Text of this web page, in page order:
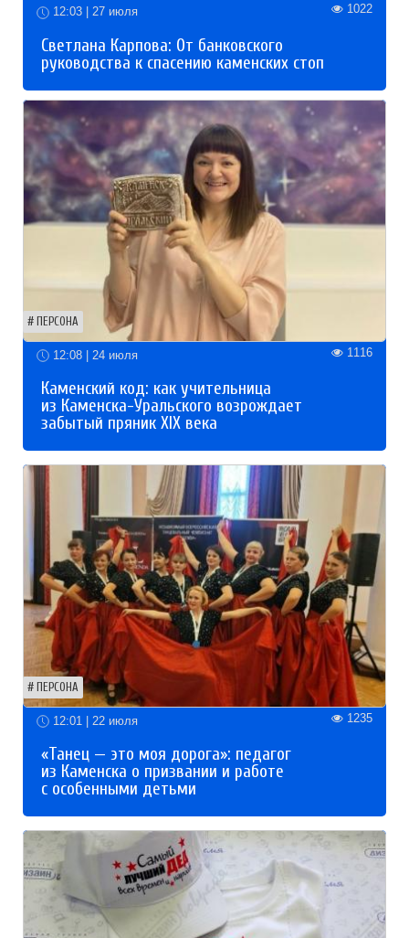
12:03 | 27 июля 1022
Светлана Карпова: От банковского
руководства к спасению каменских стоп
ПЕРСОНА
12:08 | 24 июля 1116
Каменский код: как учительница
из Каменска-Уральского возрождает
забытый пряник XIX века
ПЕРСОНА
12:01 | 22 июля 1235
«Танец — это моя дорога»: педагог
из Каменска о призвании и работе
с особенными детьми